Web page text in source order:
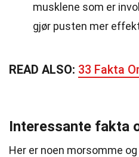
musklene som er
gjør pusten mer
READ ALSO: 33 Fakta
Interessante fakta
Her er noen morsomme